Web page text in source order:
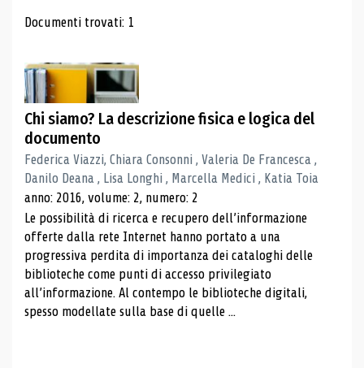
Risultati di ricerca
Documenti trovati: 1
Chi siamo? La descrizione fisica e logica del
documento
Federica Viazzi, Chiara Consonni , Valeria De Francesca ,
Danilo Deana , Lisa Longhi , Marcella Medici , Katia Toia
anno: 2016, volume: 2, numero: 2
Le possibilità di ricerca e recupero dell’informazione
offerte dalla rete Internet hanno portato a una
progressiva perdita di importanza dei cataloghi delle
biblioteche come punti di accesso privilegiato
all’informazione. Al contempo le biblioteche digitali,
spesso modellate sulla base di quelle ...